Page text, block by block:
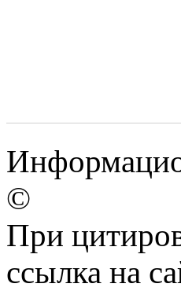
©
При
ссылка на